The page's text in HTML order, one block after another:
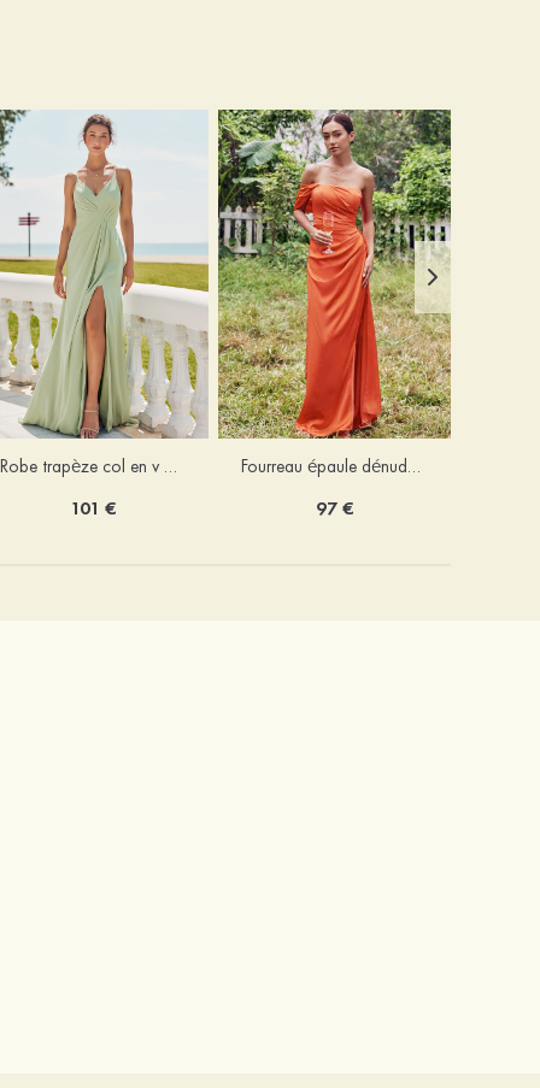
Robe trapèze col en v mousseline ras du sol robe de demoiselle d'honneur
101 €
Fourreau épaule dénudée satin extensible ras du sol robe de demoiselle d'honneur
97 €